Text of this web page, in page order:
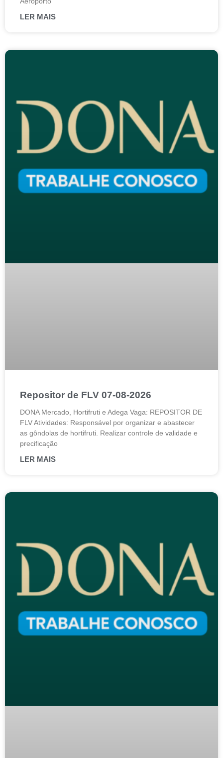
LER MAIS
Repositor de FLV 07-08-2026
DONA Mercado, Hortifruti e Adega Vaga: REPOSITOR DE
FLV Atividades: Responsável por organizar e abastecer
as gôndolas de hortifruti. Realizar controle de validade e
precificação
LER MAIS